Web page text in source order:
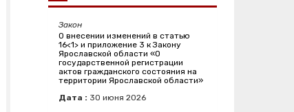
Закон
О внесении изменений в статью
16<1> и приложение 3 к Закону
Ярославской области «О
государственной регистрации
актов гражданского состояния на
территории Ярославской области»
Дата : 30 июня 2026